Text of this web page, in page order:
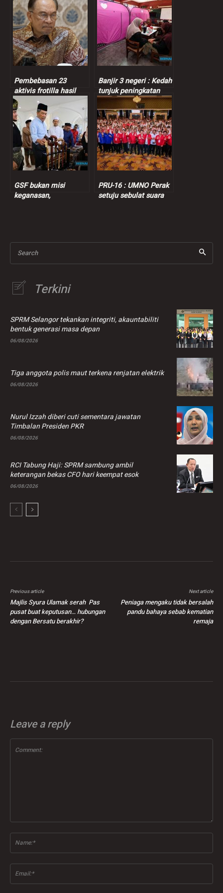
Pembebasan 23
aktivis frotilla hasil
strategi Anwar,
kebijaksanaan
diplomasi Malaysia
Banjir 3 negeri : Kedah
tunjuk peningkatan
jumlah mangsa, Perak,
Johor tak berubah
GSF bukan misi
keganasan,
PRU-16 : UMNO Perak
setuju sebulat suara
Search
Terkini
SPRM Selangor tekankan integriti, akauntabiliti
bentuk generasi masa depan
06/08/2026
Tiga anggota polis maut terkena renjatan elektrik
06/08/2026
Nurul Izzah diberi cuti sementara jawatan
Timbalan Presiden PKR
06/08/2026
RCI Tabung Haji: SPRM sambung ambil
keterangan bekas CFO hari keempat esok
06/08/2026
Previous article
Majlis Syura Ulamak serah Pas
pusat buat keputusan… hubungan
dengan Bersatu berakhir?
Next article
Peniaga mengaku tidak bersalah
pandu bahaya sebab kematian
remaja
Leave a reply